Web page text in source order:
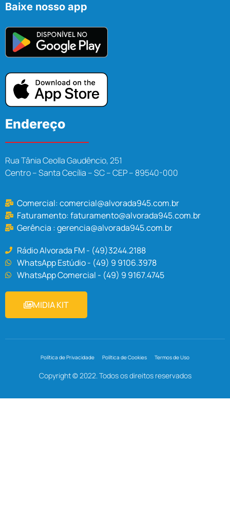
Baixe nosso app
Endereço
Rua Tânia Ceolla Gaudêncio, 251
Centro – Santa Cecília – SC – CEP – 89540-000
Comercial:comercial@alvorada945.com.br
Faturamento:faturamento@alvorada945.com.br
Gerência :gerencia@alvorada945.com.br
Rádio Alvorada FM - (49)3244.2188
WhatsApp Estúdio - (49) 9 9106.3978
WhatsApp Comercial - (49) 9 9167.4745
MIDIA KIT
Política de Privacidade Política de Cookies Termos de Uso
Copyright © 2022. Todos os direitos reservados